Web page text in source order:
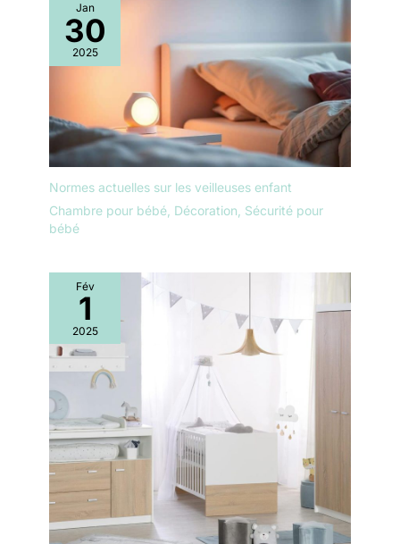
Jan
30
2025
Normes actuelles sur les veilleuses enfant
Chambre pour bébé Décoration Sécurité pour
bébé
Fév
1
2025